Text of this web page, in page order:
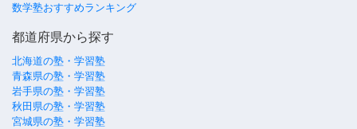
数学塾おすすめランキング
都道府県から探す
北海道の塾・学習塾
青森県の塾・学習塾
岩手県の塾・学習塾
秋田県の塾・学習塾
宮城県の塾・学習塾